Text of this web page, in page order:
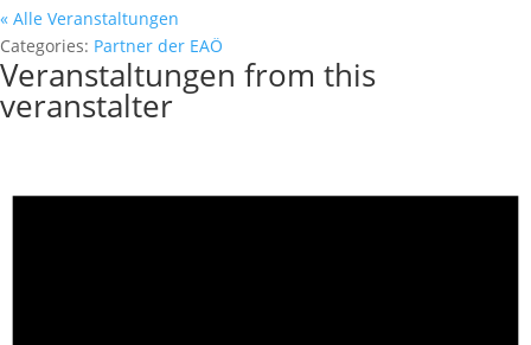
« Alle Veranstaltungen
Categories: Partner der EAÖ
Veranstaltungen from this
veranstalter